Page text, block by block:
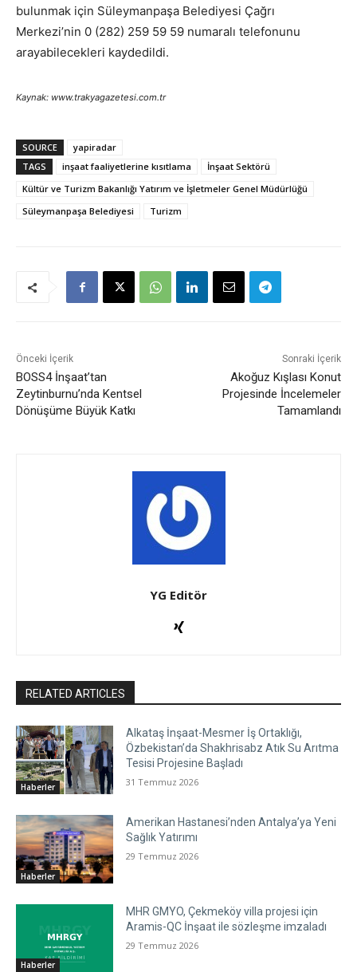
bulunmak için Süleymanpaşa Belediyesi Çağrı
Merkezi’nin 0 (282) 259 59 59 numaralı telefonunu
arayabilecekleri kaydedildi.
Kaynak: www.trakyagazetesi.com.tr
SOURCE
yapiradar
TAGS
inşaat faaliyetlerine kısıtlama
İnşaat Sektörü
Kültür ve Turizm Bakanlığı Yatırım ve İşletmeler Genel Müdürlüğü
Süleymanpaşa Belediyesi
Turizm
Önceki İçerik
BOSS4 İnşaat’tan
Zeytinburnu’nda Kentsel
Dönüşüme Büyük Katkı
Sonraki İçerik
Akoğuz Kışlası Konut
Projesinde İncelemeler
Tamamlandı
YG Editör
RELATED ARTICLES
Haberler
Alkataş İnşaat-Mesmer İş Ortaklığı,
Özbekistan’da Shakhrisabz Atık Su Arıtma
Tesisi Projesine Başladı
31 Temmuz 2026
Haberler
Amerikan Hastanesi’nden Antalya’ya Yeni
Sağlık Yatırımı
29 Temmuz 2026
Haberler
MHR GMYO, Çekmeköy villa projesi için
Aramis-QC İnşaat ile sözleşme imzaladı
29 Temmuz 2026